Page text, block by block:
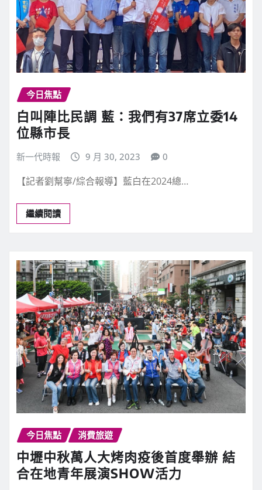
今日焦點
白叫陣比民調 藍：我們有37席立委14
位縣市長
新一代時報 9 月 30, 2023 0
【記者劉幫寧/綜合報導】藍白在2024總…
繼續閱讀
今日焦點 消費旅遊
中壢中秋萬人大烤肉疫後首度舉辦 結
合在地青年展演SHOW活力